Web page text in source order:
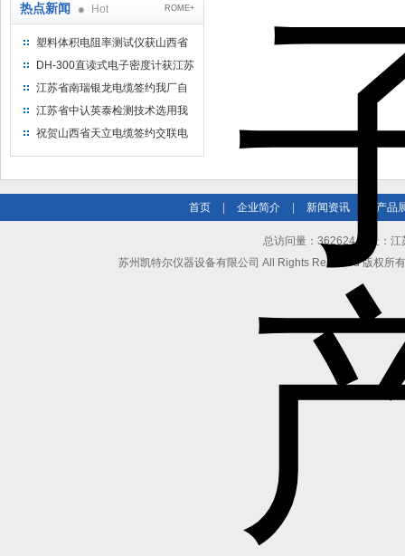
热点新闻 Hot ROME+
塑料体积电阻率测试仪获山西省
水利机械厂选用
DH-300直读式电子密度计获江苏
省苏州市安信塑业选用
江苏省南瑞银龙电缆签约我厂自
然换气老化箱等电缆检测设备
江苏省中认英泰检测技术选用我
厂自然换气老化试验箱
祝贺山西省天立电缆签约交联电
首页 企业简介 新闻资讯 产品
总访问量：362624 地址：
苏州凯特尔仪器设备有限公司 All Rights Reserved 版权所